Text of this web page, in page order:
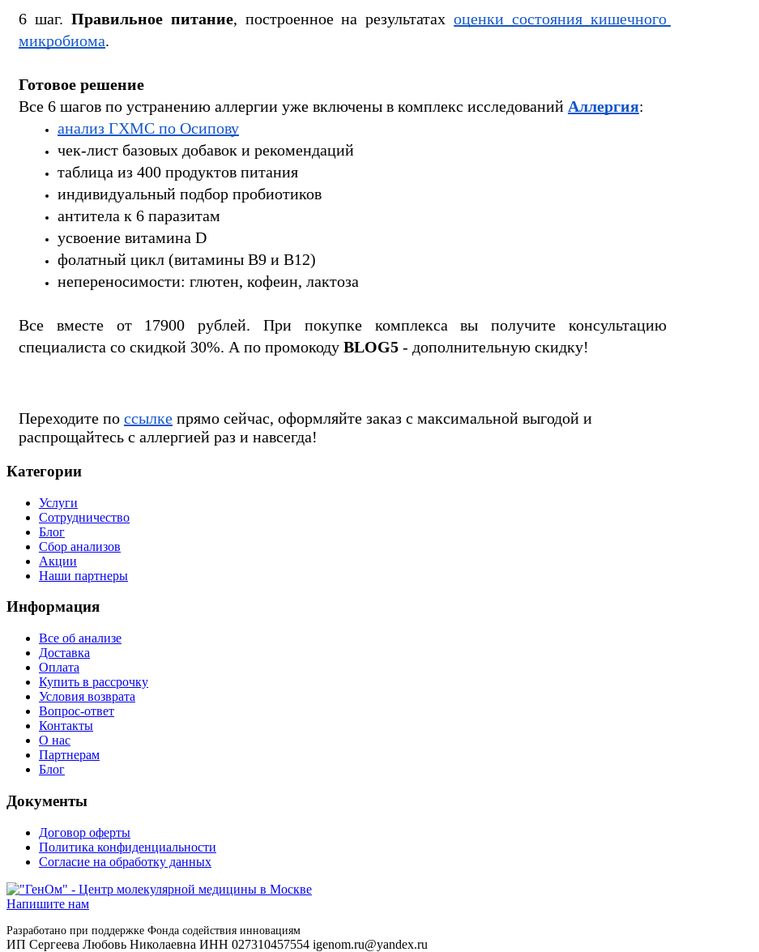
6 шаг. Правильное питание, построенное на результатах оценки состояния кишечного
микробиома.
Готовое решение
Все 6 шагов по устранению аллергии уже включены в комплекс исследований Аллергия:
анализ ГХМС по Осипову
чек-лист базовых добавок и рекомендаций
таблица из 400 продуктов питания
индивидуальный подбор пробиотиков
антитела к 6 паразитам
усвоение витамина D
фолатный цикл (витамины B9 и B12)
непереносимости: глютен, кофеин, лактоза
Все вместе от 17900 рублей. При покупке комплекса вы получите консультацию
специалиста со скидкой 30%. А по промокоду BLOG5 - дополнительную скидку!
Переходите по ссылке прямо сейчас, оформляйте заказ с максимальной выгодой и
распрощайтесь с аллергией раз и навсегда!
Категории
Услуги
Сотрудничество
Блог
Сбор анализов
Акции
Наши партнеры
Информация
Все об анализе
Доставка
Оплата
Купить в рассрочку
Условия возврата
Вопрос-ответ
Контакты
О нас
Партнерам
Блог
Документы
Договор оферты
Политика конфиденциальности
Согласие на обработку данных
Напишите нам
Разработано при поддержке Фонда содействия инновациям
ИП Сергеева Любовь Николаевна ИНН 027310457554 igenom.ru@yandex.ru